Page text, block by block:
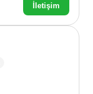
İletişim